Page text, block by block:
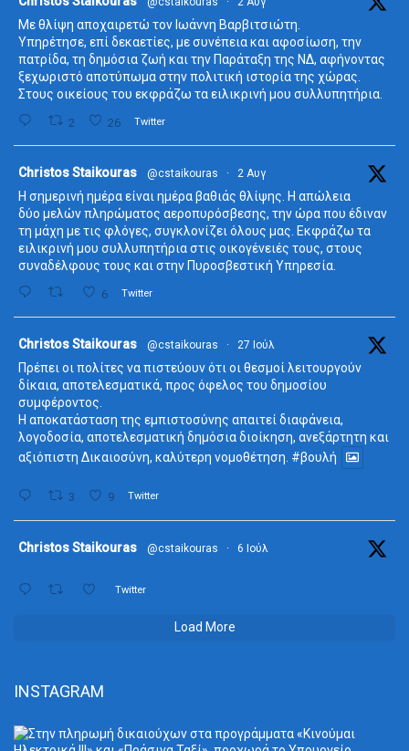
Με θλίψη αποχαιρετώ τον Ιωάννη Βαρβιτσιώτη.
Υπηρέτησε, επί δεκαετίες, με συνέπεια και αφοσίωση, την
πατρίδα, τη δημόσια ζωή και την Παράταξη της ΝΔ, αφήνοντας
ξεχωριστό αποτύπωμα στην πολιτική ιστορία της χώρας.
Στους οικείους του εκφράζω τα ειλικρινή μου συλλυπητήρια.
2 26 Twitter
Christos Staikouras @cstaikouras · 2 Αυγ
Η σημερινή ημέρα είναι ημέρα βαθιάς θλίψης. Η απώλεια
δύο μελών πληρώματος αεροπυρόσβεσης, την ώρα που έδιναν
τη μάχη με τις φλόγες, συγκλονίζει όλους μας. Εκφράζω τα
ειλικρινή μου συλλυπητήρια στις οικογένειές τους, στους
συναδέλφους τους και στην Πυροσβεστική Υπηρεσία.
6 Twitter
Christos Staikouras @cstaikouras · 27 Ιούλ
Πρέπει οι πολίτες να πιστεύουν ότι οι θεσμοί λειτουργούν
δίκαια, αποτελεσματικά, προς όφελος του δημοσίου
συμφέροντος.
Η αποκατάσταση της εμπιστοσύνης απαιτεί διαφάνεια,
λογοδοσία, αποτελεσματική δημόσια διοίκηση, ανεξάρτητη και
αξιόπιστη Δικαιοσύνη, καλύτερη νομοθέτηση. #βουλή
3 9 Twitter
Christos Staikouras @cstaikouras · 6 Ιούλ
Twitter
Load More
INSTAGRAM